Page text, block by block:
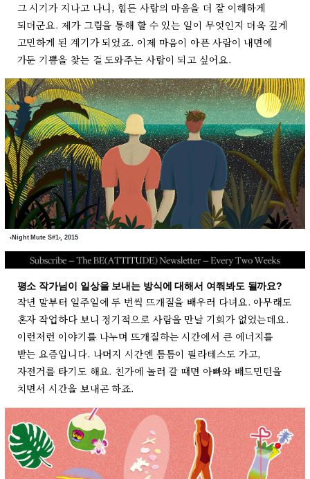
그 시기가 지나고 나니, 힘든 사람의 마음을 더 잘 이해하게
되더군요. 제가 그림을 통해 할 수 있는 일이 무엇인지 더욱 깊게
고민하게 된 계기가 되었죠. 이제 마음이 아픈 사람이 내면에
가둔 기쁨을 찾는 걸 도와주는 사람이 되고 싶어요.
‹Night Mute S#1›, 2015
평소 작가님이 일상을 보내는 방식에 대해서 여쭤봐도 될까요?
작년 말부터 일주일에 두 번씩 뜨개질을 배우러 다녀요. 아무래도
혼자 작업하다 보니 정기적으로 사람을 만날 기회가 없었는데요.
이런저런 이야기를 나누며 뜨개질하는 시간에서 큰 에너지를
받는 요즘입니다. 나머지 시간엔 틈틈이 필라테스도 가고,
자전거를 타기도 해요. 친가에 놀러 갈 때면 아빠와 배드민턴을
치면서 시간을 보내곤 하죠.